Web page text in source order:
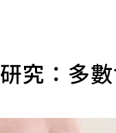
究：多